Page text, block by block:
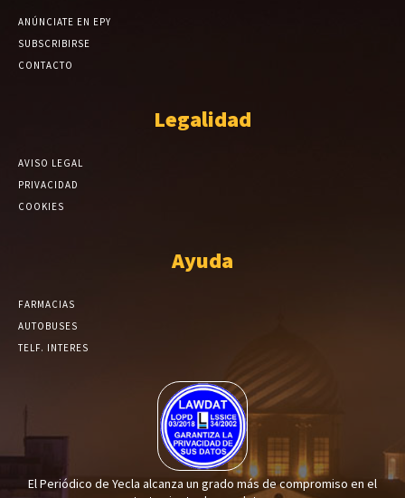
ANÚNCIATE EN EPY
SUBSCRIBIRSE
CONTACTO
Legalidad
AVISO LEGAL
PRIVACIDAD
COOKIES
Ayuda
FARMACIAS
AUTOBUSES
TELF. INTERES
El Periódico de Yecla alcanza un grado más de compromiso en el